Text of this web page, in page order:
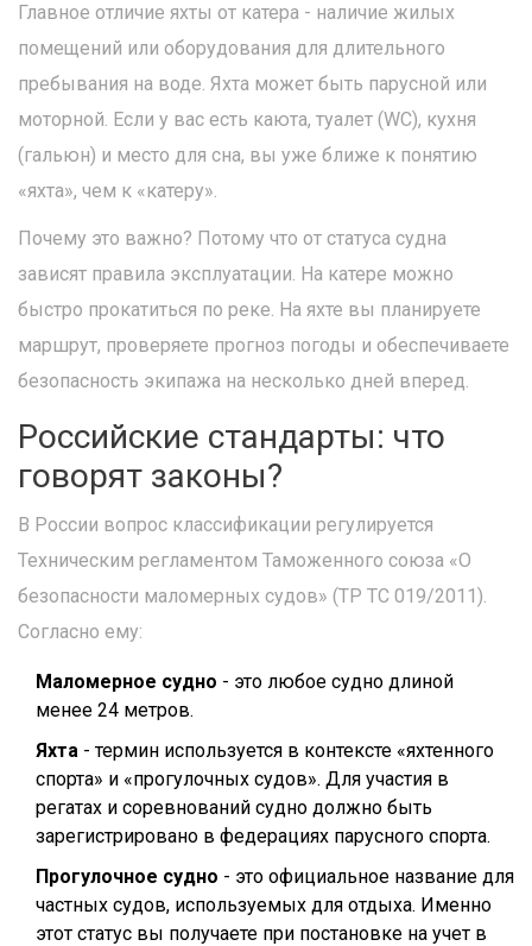
Главное отличие яхты от катера - наличие жилых
помещений или оборудования для длительного
пребывания на воде. Яхта может быть парусной или
моторной. Если у вас есть каюта, туалет (WC), кухня
(гальюн) и место для сна, вы уже ближе к понятию
«яхта», чем к «катеру».
Почему это важно? Потому что от статуса судна
зависят правила эксплуатации. На катере можно
быстро прокатиться по реке. На яхте вы планируете
маршрут, проверяете прогноз погоды и обеспечиваете
безопасность экипажа на несколько дней вперед.
Российские стандарты: что
говорят законы?
В России вопрос классификации регулируется
Техническим регламентом Таможенного союза «О
безопасности маломерных судов» (ТР ТС 019/2011).
Согласно ему:
Маломерное судно - это любое судно длиной
менее 24 метров.
Яхта - термин используется в контексте «яхтенного
спорта» и «прогулочных судов». Для участия в
регатах и соревнований судно должно быть
зарегистрировано в федерациях парусного спорта.
Прогулочное судно - это официальное название для
частных судов, используемых для отдыха. Именно
этот статус вы получаете при постановке на учет в